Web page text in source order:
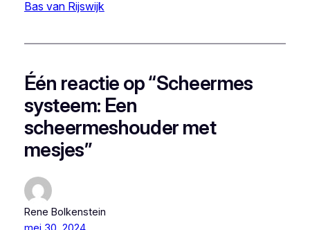
Bas van Rijswijk
Één reactie op “Scheermes
systeem: Een
scheermeshouder met
mesjes”
Rene Bolkenstein